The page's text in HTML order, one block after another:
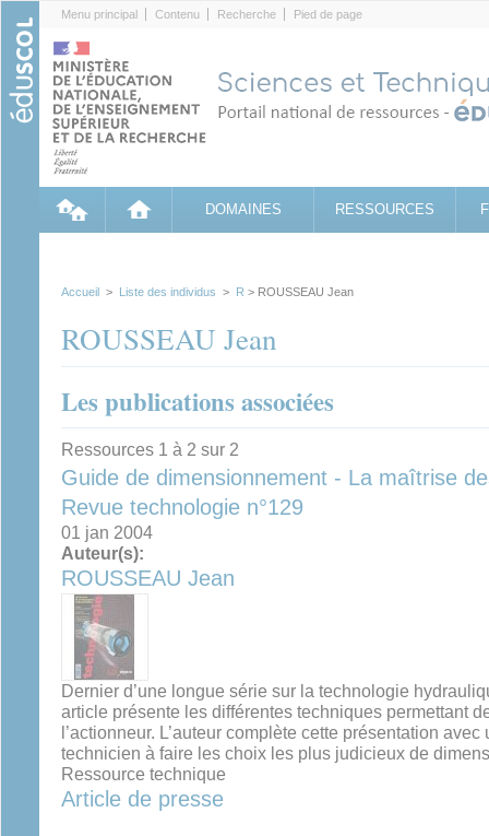
Menu principal Contenu Recherche Pied de page
DOMAINES RESSOURCES
Accueil > Liste des individus > R > ROUSSEAU Jean
ROUSSEAU Jean
Les publications associées
Ressources 1 à 2 sur 2
Guide de dimensionnement - La maîtrise
Revue technologie n°129
01 jan 2004
Auteur(s):
ROUSSEAU Jean
Dernier d’une longue série sur la technologie
article présente les différentes techniques permettant
l’actionneur. L’auteur complète cette présentation
technicien à faire les choix les plus judicieux de
Ressource technique
Article de presse